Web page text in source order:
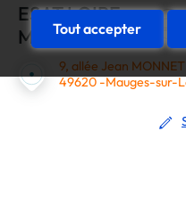
Tout accepter
ESAT LOIRE
MAUGES
9, allée Jean MONNET
49620 -Mauges-sur-